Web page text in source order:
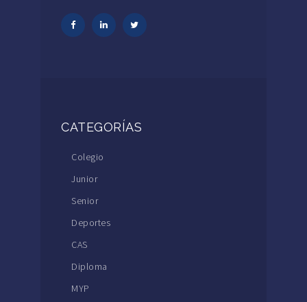
CATEGORÍAS
Colegio
Junior
Senior
Deportes
CAS
Diploma
MYP